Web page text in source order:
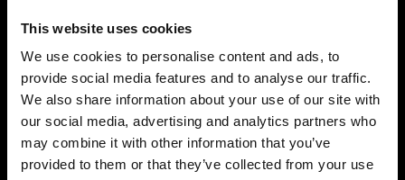
This website uses cookies
We use cookies to personalise content and ads, to
provide social media features and to analyse our traffic.
We also share information about your use of our site with
our social media, advertising and analytics partners who
may combine it with other information that you’ve
provided to them or that they’ve collected from your use
Kaiser-Friedrich-Promenade 55
Auf der Karte anzeigen
89,90 €
Tickets kaufen